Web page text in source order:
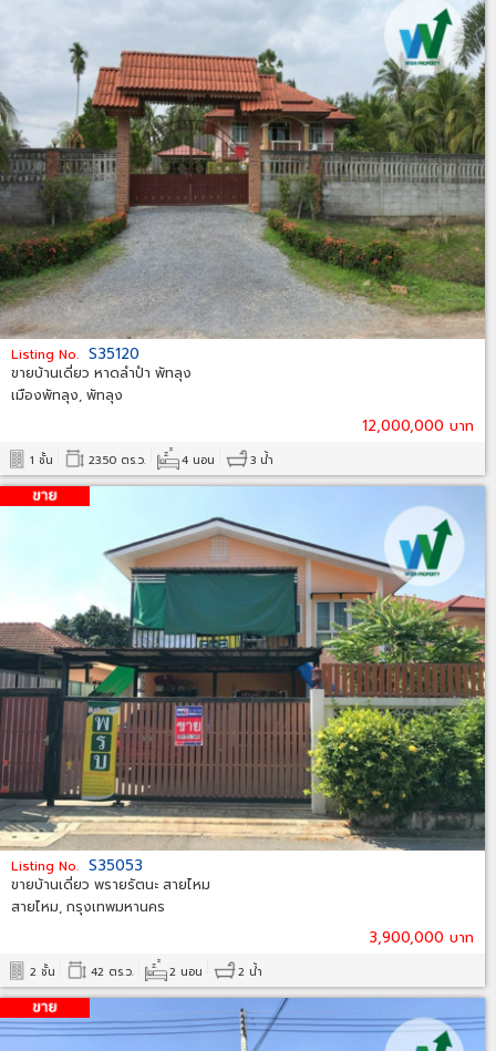
Listing No. S35120
ขายบ้านเดี่ยว หาดลำปำ พัทลุง
เมืองพัทลุง, พัทลุง
12,000,000 บาท
1 ชั้น 23.50 ตร.ว. 4 นอน 3 น้ำ
Listing No. S35053
ขายบ้านเดี่ยว พรายรัตนะ สายไหม
สายไหม, กรุงเทพมหานคร
3,900,000 บาท
2 ชั้น 42 ตร.ว. 2 นอน 2 น้ำ